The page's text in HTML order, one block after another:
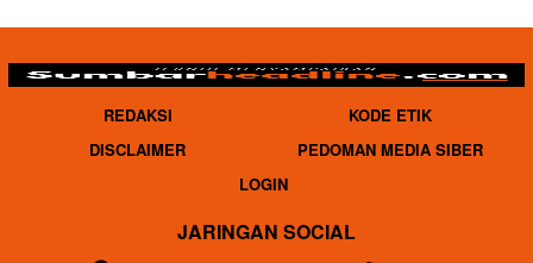
REDAKSI
KODE ETIK
DISCLAIMER
PEDOMAN MEDIA SIBER
LOGIN
JARINGAN SOCIAL